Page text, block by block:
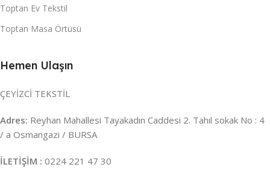
Toptan Ev Tekstil
Toptan Masa Örtüsü
Hemen Ulaşın
ÇEYİZCİ TEKSTİL
Adres: Reyhan Mahallesi Tayakadın Caddesi 2. Tahıl sokak No : 4
/ a Osmangazi / BURSA
İLETİŞİM : 0224 221 47 30